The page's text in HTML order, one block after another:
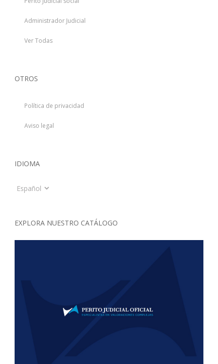
Administrador Judicial
Ver Todas
OTROS
Política de privacidad
Aviso legal
IDIOMA
Idioma
EXPLORA NUESTRO CATÁLOGO